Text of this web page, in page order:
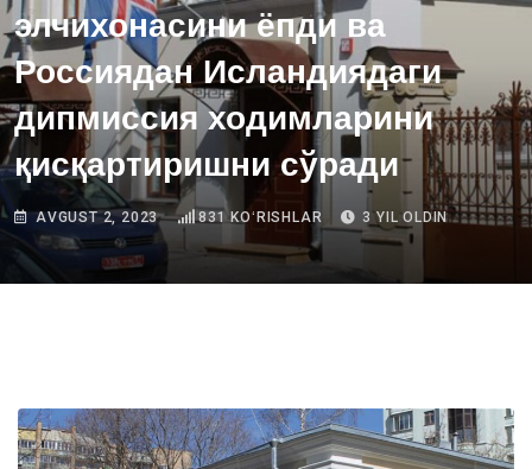
элчихонасини ёпди ва
Россиядан Исландиядаги
дипмиссия ходимларини
қисқартиришни сўради
AVGUST 2, 2023 831 KOʻRISHLAR 3 YIL OLDIN